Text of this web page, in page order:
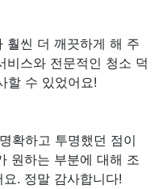
훨씬 더 깨끗하게 해 주
비스와 전문적인 청소 덕
할 수 있었어요!
확하고 투명했던 점이
원하는 부분에 대해 조
. 정말 감사합니다!